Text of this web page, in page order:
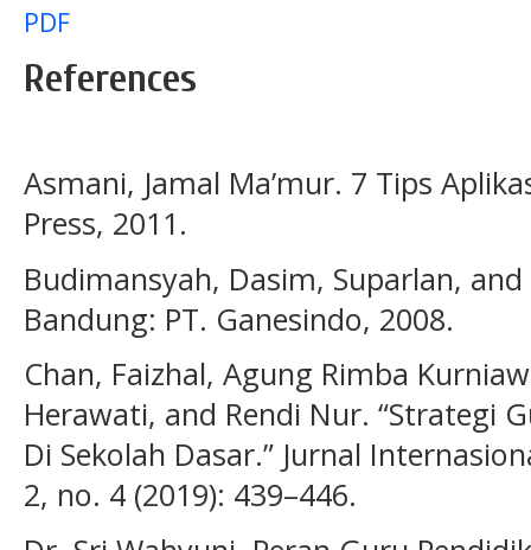
PDF
References
Asmani, Jamal Ma’mur. 7 Tips
Press, 2011.
Budimansyah, Dasim, Suparlan,
Bandung: PT. Ganesindo, 2008.
Chan, Faizhal, Agung Rimba
Herawati, and Rendi Nur. “Strategi
Di Sekolah Dasar.” Jurnal
2, no. 4 (2019): 439–446.